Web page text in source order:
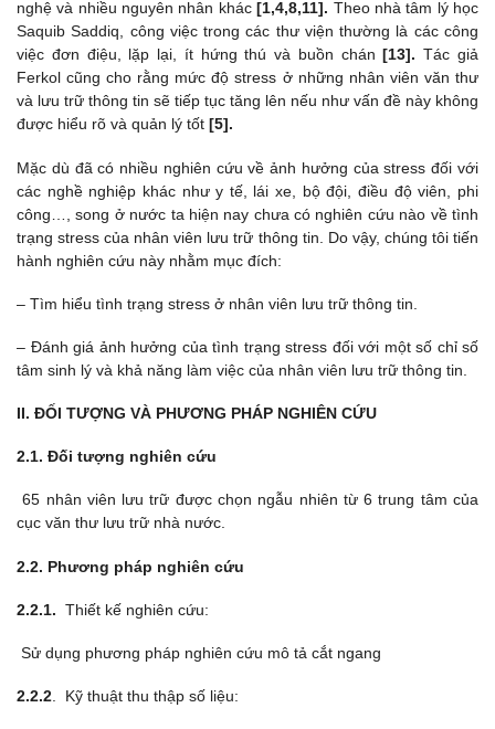
nghệ và nhiều nguyên nhân khác[1,4,8,11]. Theo nhà tâm lý học
Saquib Saddiq, công việc trong các thư viện thường là các công
việc đơn điệu, lặp lại, ít hứng thú và buồn chán[13].Tác giả
Ferkol cũng cho rằng mức độ stress ở những nhân viên văn thư
và lưu trữ thông tin sẽ tiếp tục tăng lên nếu như vấn đề này không
được hiểu rõ và quản lý tốt [5].
Mặc dù đã có nhiều nghiên cứu về ảnh hưởng của stress đối với
các nghề nghiệp khác như y tế, lái xe, bộ đội, điều độ viên, phi
công…, song ở nước ta hiện nay chưa có nghiên cứu nào về tình
trạng stress của nhân viên lưu trữ thông tin. Do vậy, chúng tôi tiến
hành nghiên cứu này nhằm mục đích:
– Tìm hiểu tình trạng stress ở nhân viên lưu trữ thông tin.
– Đánh giá ảnh hưởng của tình trạng stress đối với một số chỉ số
tâm sinh lý và khả năng làm việc của nhân viên lưu trữ thông tin.
II. ĐỐI TƯỢNG VÀ PHƯƠNG PHÁP NGHIÊN CỨU
2.1. Đối tượng nghiên cứu
65 nhân viên lưu trữ được chọn ngẫu nhiên từ 6 trung tâm của
cục văn thư lưu trữ nhà nước.
2.2. Phương pháp nghiên cứu
2.2.1. Thiết kế nghiên cứu:
Sử dụng phương pháp nghiên cứu mô tả cắt ngang
2.2.2 . Kỹ thuật thu thập số liệu: